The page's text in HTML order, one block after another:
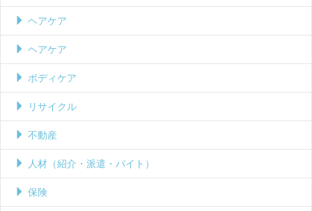
ヘアケア
ヘアケア
ボディケア
リサイクル
不動産
人材（紹介・派遣・バイト）
保険